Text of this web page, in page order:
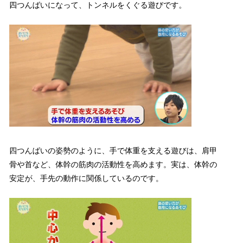
四つんばいになって、トンネルをくぐる遊びです。
四つんばいの姿勢のように、手で体重を支える遊びは、肩甲
骨や首など、体幹の筋肉の活動性を高めます。実は、体幹の
安定が、手先の動作に関係しているのです。